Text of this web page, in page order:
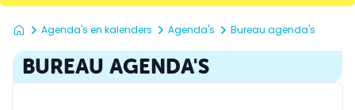
Agenda's en kalenders Agenda's Bureau agenda's
BUREAU AGENDA'S